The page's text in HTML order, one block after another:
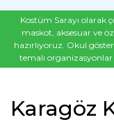
Kostüm Sarayı olarak
maskot, aksesuar ve
hazırlıyoruz. Okul
temalı
Karagöz